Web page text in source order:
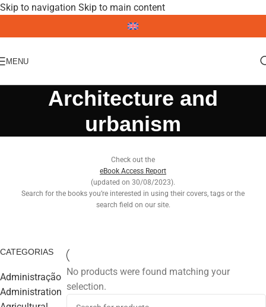
Skip to navigation Skip to main content
MENU
Architecture and
urbanism
Check out the
eBook Access Report
(updated on 30/08/2023).
Search for the books you’re interested in using their covers, tags or the
search field on our site.
CATEGORIAS
administração
administration
No products were found matching your
selection.